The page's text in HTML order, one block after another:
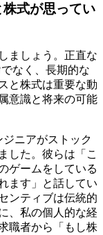
式が思ってい
ましょう。正直な
なく、長期的な
と株式は重要な動
意識と将来の可能
ニアがストック
した。彼らは「こ
ゲームをしている
ます」と話してい
ンティブは伝統的
、私の個人的な経
職者から「もし株